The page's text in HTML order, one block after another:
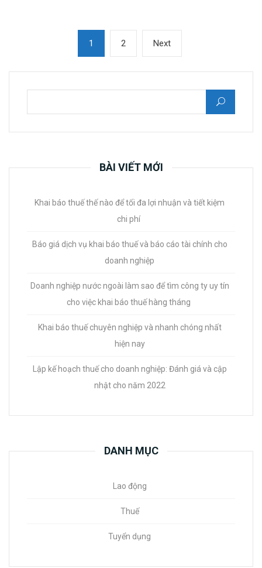
Page
1 Page
2 NextNext
page
BÀI VIẾT MỚI
Khai báo thuế thế nào để tối đa lợi nhuận và tiết kiệm
chi phí
Báo giá dịch vụ khai báo thuế và báo cáo tài chính cho
doanh nghiệp
Doanh nghiệp nước ngoài làm sao để tìm công ty uy tín
cho việc khai báo thuế hàng tháng
Khai báo thuế chuyên nghiệp và nhanh chóng nhất
hiện nay
Lập kế hoạch thuế cho doanh nghiệp: Đánh giá và cập
nhật cho năm 2022
DANH MỤC
Lao động
Thuế
Tuyển dụng